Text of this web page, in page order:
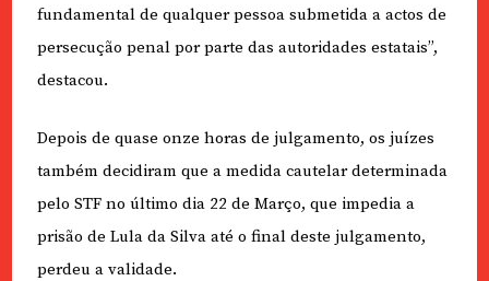
fundamental de qualquer pessoa submetida a actos de
persecução penal por parte das autoridades estatais”,
destacou.
Depois de quase onze horas de julgamento, os juízes
também decidiram que a medida cautelar determinada
pelo STF no último dia 22 de Março, que impedia a
prisão de Lula da Silva até o final deste julgamento,
perdeu a validade.